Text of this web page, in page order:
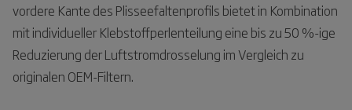
vordere Kante des Plisseefaltenprofils bietet in Kombination
mit individueller Klebstoffperlenteilung eine bis zu 50 %-ige
Reduzierung der Luftstromdrosselung im Vergleich zu
originalen OEM-Filtern.